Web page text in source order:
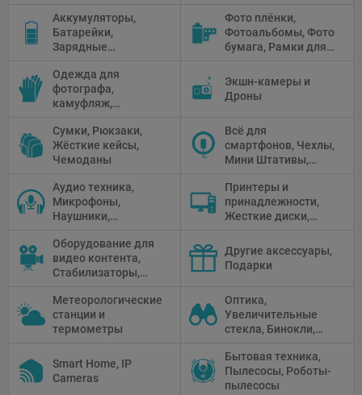
Рефлекторы,
Отражатели,
Предметные
Аккумуляторы,
Батарейки,
Зарядные
питания, Солнечные
панели
Фото плёнки,
Фотоальбомы, Фото
бумага, Рамки для
камеры
Одежда для
фотографа,
камуфляж,
Экшн-камеры и
Дроны
Сумки, Рюкзаки,
Жёсткие кейсы,
Чемоданы
Всё для
смартфонов, Чехлы,
Мини Штативы,
Аудио техника,
Микрофоны,
Наушники,
микшеры, Кабели и
адаптеры
Принтеры и
принадлежности,
Жесткие диски,
Проекторы,
Графические
Планшеты, Бумага
Оборудование для
видео контента,
Стабилизаторы,
Мониторы,
Профессиональное
видео
Другие аксессуары,
Подарки
Метеорологические
станции и
термометры
Оптика,
Увеличительные
стекла, Бинокли,
Телескопы,
Прицелы,
Микроскопы,
Smart Home, IP
Cameras
Бытовая техника,
Пылесосы, Роботы-
пылесосы